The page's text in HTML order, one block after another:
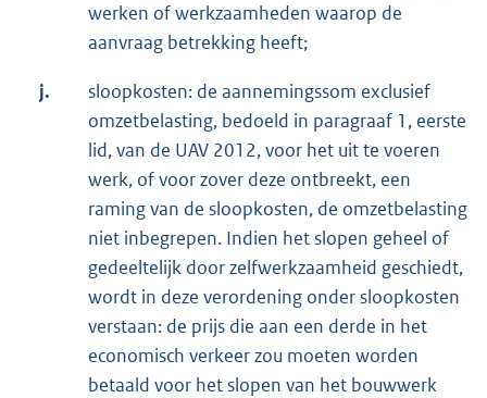
werken of werkzaamheden waarop de
aanvraag betrekking heeft;
j.
sloopkosten: de aannemingssom exclusief
omzetbelasting, bedoeld in paragraaf 1, eerste
lid, van de UAV 2012, voor het uit te voeren
werk, of voor zover deze ontbreekt, een
raming van de sloopkosten, de omzetbelasting
niet inbegrepen. Indien het slopen geheel of
gedeeltelijk door zelfwerkzaamheid geschiedt,
wordt in deze verordening onder sloopkosten
verstaan: de prijs die aan een derde in het
economisch verkeer zou moeten worden
betaald voor het slopen van het bouwwerk